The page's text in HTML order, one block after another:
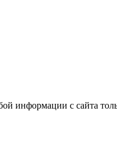
информации с сайта